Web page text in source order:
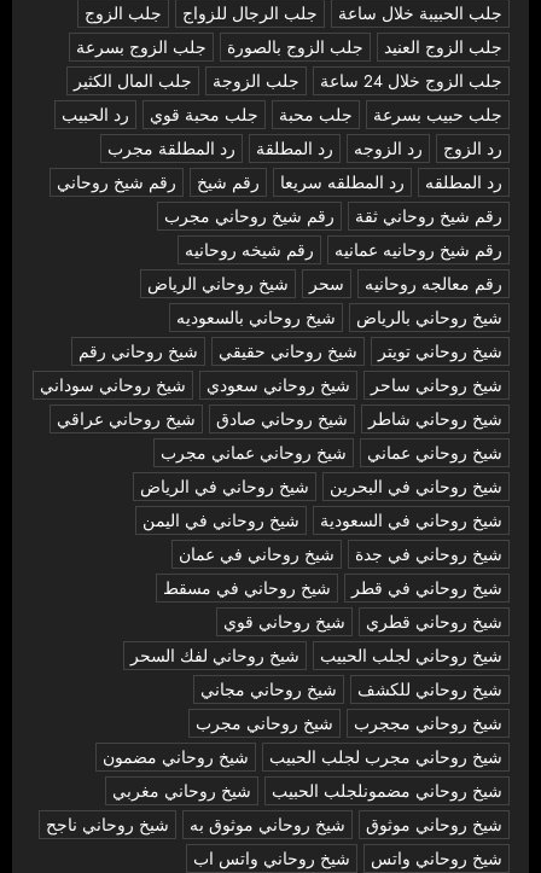
جلب الحبيبة خلال ساعة
جلب الرجال للزواج
جلب الزوج
جلب الزوج العنيد
جلب الزوج بالصورة
جلب الزوج بسرعة
جلب الزوج خلال 24 ساعة
جلب الزوجة
جلب المال الكثير
جلب حبيب بسرعة
جلب محبة جلب محبة قوي
رد الحبيب
رد الزوج
رد الزوجه رد المطلقة
رد المطلقة مجرب
رد المطلقه
رد المطلقه سريعا رقم شيخ
رقم شيخ روحاني
رقم شيخ روحاني ثقة
رقم شيخ روحاني مجرب
رقم شيخ روحانيه عمانيه
رقم شيخه روحانيه
رقم معالجه روحانيه
سحر
شيخ روحاني الرياض
شيخ روحاني بالرياض
شيخ روحاني بالسعوديه
شيخ روحاني تويتر
شيخ روحاني حقيقي
شيخ روحاني رقم
شيخ روحاني ساحر
شيخ روحاني سعودي
شيخ روحاني سوداني
شيخ روحاني شاطر
شيخ روحاني صادق
شيخ روحاني عراقي
شيخ روحاني عماني
شيخ روحاني عماني مجرب
شيخ روحاني في البحرين
شيخ روحاني في الرياض
شيخ روحاني في السعودية
شيخ روحاني في اليمن
شيخ روحاني في جدة
شيخ روحاني في عمان
شيخ روحاني في قطر
شيخ روحاني في مسقط
شيخ روحاني قطري
شيخ روحاني قوي
شيخ روحاني لجلب الحبيب
شيخ روحاني لفك السحر
شيخ روحاني للكشف
شيخ روحاني مجاني
شيخ روحاني مججرب
شيخ روحاني مجرب
شيخ روحاني مجرب لجلب الحبيب
شيخ روحاني مضمون
شيخ روحاني مضمونلجلب الحبيب
شيخ روحاني مغربي
شيخ روحاني موثوق
شيخ روحاني موثوق به
شيخ روحاني ناجح
شيخ روحاني واتس
شيخ روحاني واتس اب